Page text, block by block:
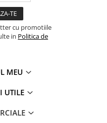
cu promotiile
in Politica de
MEU
UTILE